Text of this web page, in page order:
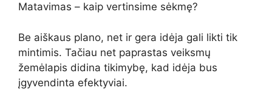
Matavimas – kaip vertinsime sėkmę?
Be aiškaus plano, net ir gera idėja gali likti tik
mintimis. Tačiau net paprastas veiksmų
žemėlapis didina tikimybę, kad idėja bus
įgyvendinta efektyviai.